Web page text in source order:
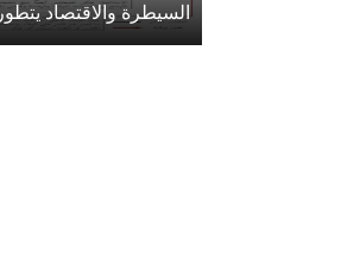
السيطرة والاقتصاد يتطور